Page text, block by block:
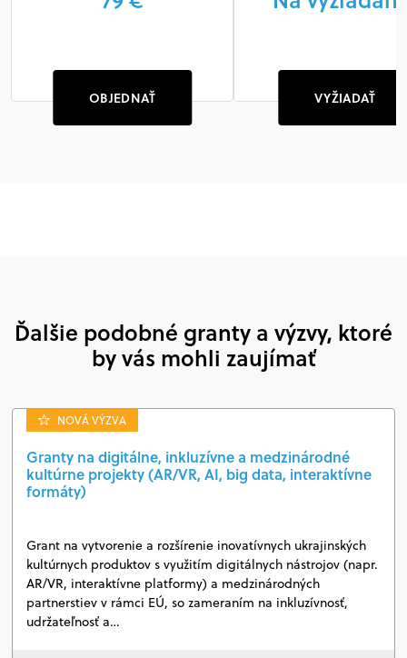
OBJEDNAŤ VYŽIADAŤ
Ďalšie podobné granty a výzvy, ktoré
by vás mohli zaujímať
NOVÁ VÝZVA
Granty na digitálne, inkluzívne a medzinárodné
kultúrne projekty (AR/VR, AI, big data, interaktívne
formáty)
Grant na vytvorenie a rozšírenie inovatívnych ukrajinských
kultúrnych produktov s využitím digitálnych nástrojov (napr.
AR/VR, interaktívne platformy) a medzinárodných
partnerstiev v rámci EÚ, so zameraním na inkluzívnosť,
udržateľnosť a…